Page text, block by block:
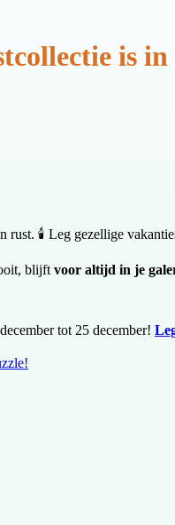
is in
rust. 🕯️ Leg gezellige
blijft voor altijd in je
tot 25 december!